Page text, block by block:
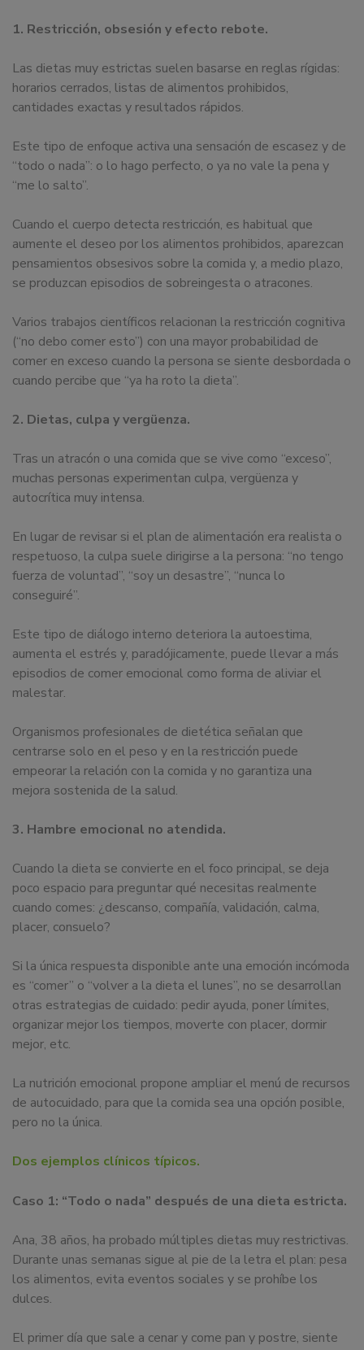
1. Restricción, obsesión y efecto rebote.
Las dietas muy estrictas suelen basarse en reglas rígidas:
horarios cerrados, listas de alimentos prohibidos,
cantidades exactas y resultados rápidos.
Este tipo de enfoque activa una sensación de escasez y de
“todo o nada”: o lo hago perfecto, o ya no vale la pena y
“me lo salto”.
Cuando el cuerpo detecta restricción, es habitual que
aumente el deseo por los alimentos prohibidos, aparezcan
pensamientos obsesivos sobre la comida y, a medio plazo,
se produzcan episodios de sobreingesta o atracones.
Varios trabajos científicos relacionan la restricción cognitiva
(“no debo comer esto”) con una mayor probabilidad de
comer en exceso cuando la persona se siente desbordada o
cuando percibe que “ya ha roto la dieta”.
2. Dietas, culpa y vergüenza.
Tras un atracón o una comida que se vive como “exceso”,
muchas personas experimentan culpa, vergüenza y
autocrítica muy intensa.
En lugar de revisar si el plan de alimentación era realista o
respetuoso, la culpa suele dirigirse a la persona: “no tengo
fuerza de voluntad”, “soy un desastre”, “nunca lo
conseguiré”.
Este tipo de diálogo interno deteriora la autoestima,
aumenta el estrés y, paradójicamente, puede llevar a más
episodios de comer emocional como forma de aliviar el
malestar.
Organismos profesionales de dietética señalan que
centrarse solo en el peso y en la restricción puede
empeorar la relación con la comida y no garantiza una
mejora sostenida de la salud.
3. Hambre emocional no atendida.
Cuando la dieta se convierte en el foco principal, se deja
poco espacio para preguntar qué necesitas realmente
cuando comes: ¿descanso, compañía, validación, calma,
placer, consuelo?
Si la única respuesta disponible ante una emoción incómoda
es “comer” o “volver a la dieta el lunes”, no se desarrollan
otras estrategias de cuidado: pedir ayuda, poner límites,
organizar mejor los tiempos, moverte con placer, dormir
mejor, etc.
La nutrición emocional propone ampliar el menú de recursos
de autocuidado, para que la comida sea una opción posible,
pero no la única.
Dos ejemplos clínicos típicos.
Caso 1: “Todo o nada” después de una dieta estricta.
Ana, 38 años, ha probado múltiples dietas muy restrictivas.
Durante unas semanas sigue al pie de la letra el plan: pesa
los alimentos, evita eventos sociales y se prohíbe los
dulces.
El primer día que sale a cenar y come pan y postre, siente